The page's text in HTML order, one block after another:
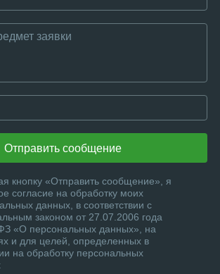
Отправить сообщение
кнопку «Отправить сообщение», я
согласие на обработку моих
данных, в соответствии с
законом от 27.07.2006 года
«О персональных данных», на
и для целей, определенных в
на обработку персональных